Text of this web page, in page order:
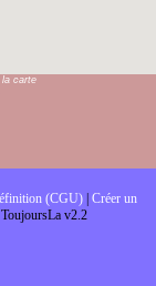
la carte
(CGU) Créer un
v2.2